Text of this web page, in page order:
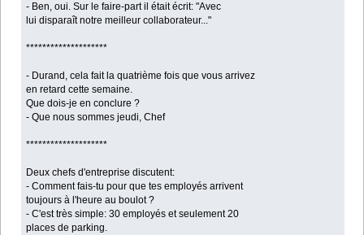
- Ben, oui. Sur le faire-part il était écrit: "Avec
lui disparaît notre meilleur collaborateur..."
********************
- Durand, cela fait la quatrième fois que vous arrivez
en retard cette semaine.
Que dois-je en conclure ?
- Que nous sommes jeudi, Chef
********************
Deux chefs d'entreprise discutent:
- Comment fais-tu pour que tes employés arrivent
toujours à l'heure au boulot ?
- C'est très simple: 30 employés et seulement 20
places de parking.